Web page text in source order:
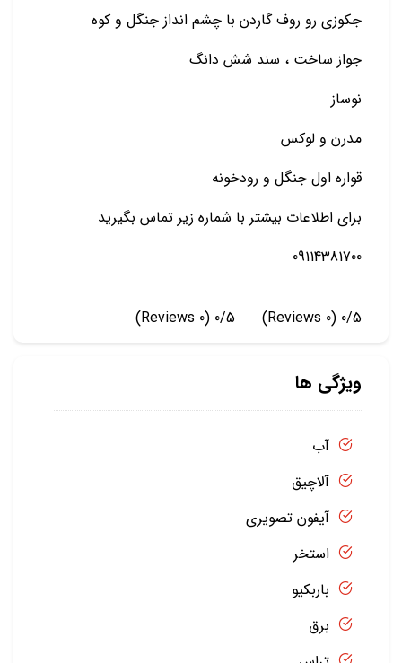
جکوزی رو روف گاردن با چشم انداز جنگل و کوه
جواز ساخت ، سند شش دانگ
نوساز
مدرن و لوکس
قواره اول جنگل و رودخونه
برای اطلاعات بیشتر با شماره زیر تماس بگیرید
09114381700
0/5
(0 Reviews)
0/5
(0 Reviews)
ویژگی ها
آب
آلاچیق
آیفون تصویری
استخر
باربکیو
برق